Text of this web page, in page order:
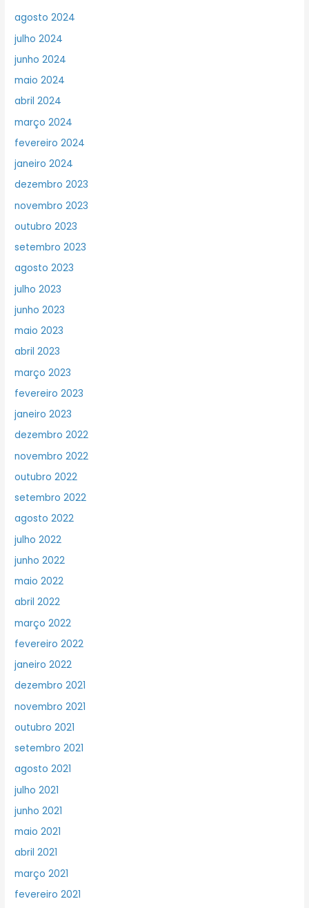
agosto 2024
julho 2024
junho 2024
maio 2024
abril 2024
março 2024
fevereiro 2024
janeiro 2024
dezembro 2023
novembro 2023
outubro 2023
setembro 2023
agosto 2023
julho 2023
junho 2023
maio 2023
abril 2023
março 2023
fevereiro 2023
janeiro 2023
dezembro 2022
novembro 2022
outubro 2022
setembro 2022
agosto 2022
julho 2022
junho 2022
maio 2022
abril 2022
março 2022
fevereiro 2022
janeiro 2022
dezembro 2021
novembro 2021
outubro 2021
setembro 2021
agosto 2021
julho 2021
junho 2021
maio 2021
abril 2021
março 2021
fevereiro 2021